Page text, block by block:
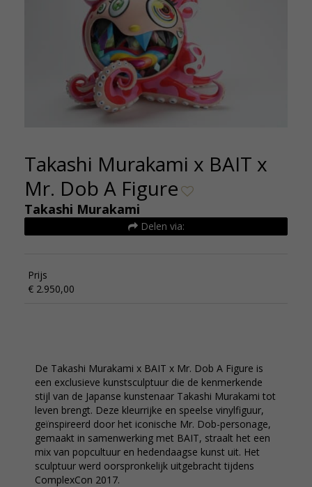
Takashi Murakami x BAIT x
Mr. Dob A Figure
Takashi Murakami
Delen via:
Prijs
€ 2.950,00
De Takashi Murakami x BAIT x Mr. Dob A Figure is
een exclusieve kunstsculptuur die de kenmerkende
stijl van de Japanse kunstenaar Takashi Murakami tot
leven brengt. Deze kleurrijke en speelse vinylfiguur,
geïnspireerd door het iconische Mr. Dob-personage,
gemaakt in samenwerking met BAIT, straalt het een
mix van popcultuur en hedendaagse kunst uit. Het
sculptuur werd oorspronkelijk uitgebracht tijdens
ComplexCon 2017.